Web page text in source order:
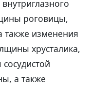
роговицы,
также изменения
хрусталика,
а также